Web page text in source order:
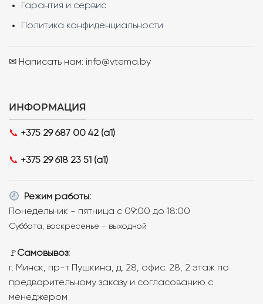
Гарантия и сервис
Политика конфиденциальности
✉ Написать нам: info@vtema.by
ИНФОРМАЦИЯ
📞 +375 29 687 00 42 (a1)
📞 +375 29 618 23 51 (a1)
Режим работы:
Понедельник - пятница с 09:00 до 18:00
Суббота, воскресенье - выходной
🚩 Самовывоз:
г. Минск, пр-т Пушкина, д. 28, офис. 28, 2 этаж по
предварительному заказу и согласованию с
менеджером